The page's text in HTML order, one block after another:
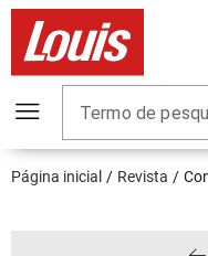
Termo de
Página inicial Revista